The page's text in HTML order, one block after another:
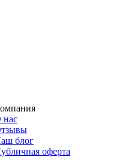
нас
блог
оферта